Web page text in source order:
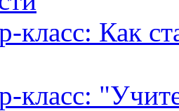
класс: Как
класс: